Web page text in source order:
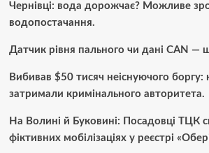
Чернівці: вода дорожчає? Можливе
водопостачання.
Датчик рівня пального чи дані CAN —
Вибивав $50 тисяч неіснуючого боргу:
затримали кримінального авторитета.
На Волині й Буковині: Посадовці ТЦК
фіктивних мобілізаціях у реєстрі